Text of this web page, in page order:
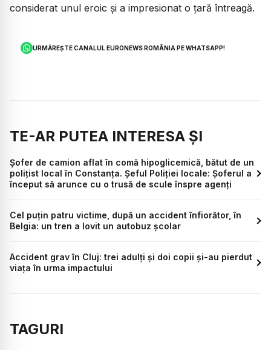
considerat unul eroic și a impresionat o țară întreagă.
URMĂREȘTE CANALUL EURONEWS ROMÂNIA PE WHATSAPP!
TE-AR PUTEA INTERESA ȘI
Șofer de camion aflat în comă hipoglicemică, bătut de un
polițist local în Constanța. Șeful Poliției locale: Șoferul a
început să arunce cu o trusă de scule înspre agenți
Cel puțin patru victime, după un accident înfiorător, în
Belgia: un tren a lovit un autobuz școlar
Accident grav în Cluj: trei adulți și doi copii și-au pierdut
viața în urma impactului
TAGURI